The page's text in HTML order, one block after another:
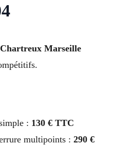
Marseille
: 130 € TTC
multipoints : 290 €